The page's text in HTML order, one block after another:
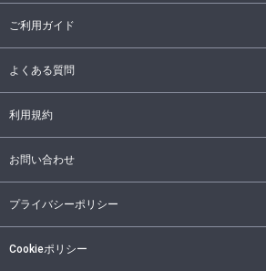
ご利用ガイド
よくある質問
利用規約
お問い合わせ
プライバシーポリシー
Cookieポリシー